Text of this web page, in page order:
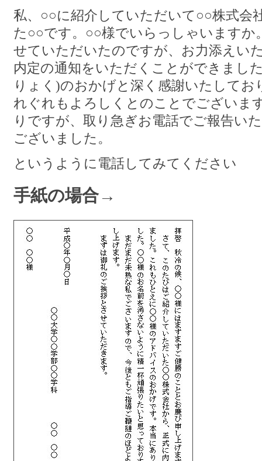
私、○○に紹介していただいて○○株式会
た○○です。○○様でいらっしゃいますか
せていただいたのですが、お力添えい
内定の通知をいただくことができまし
りょく)のおかげと深く感謝いたして
れぐれもよろしくとのことでございま
りですが、取り急ぎお電話でご報告い
ございました。
というように電話してみてください
手紙の場合→